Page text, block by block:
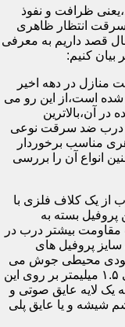
ظرافت و نفوذ
سرقت انتظار ظاهری
قصد داریم به معرفی
بیان کنیم:
در دهه اخیر
است،از این رو می
آن،بالاترین
که درب ضد سرقت نوعی
مناسب برخوردار
انواع آن را بررسی
از یک کلاف فلزی با
بسته به
بیشتر درب در
با همان سایز پروفیل های
محیطی جوش می
شود و در انتها ورق فولادی با ضخامت ۰.۷ الی ۱.۵ میلیمتر بر روی این
لایه عایق صوتی و
شیشه و یا عایق پلی